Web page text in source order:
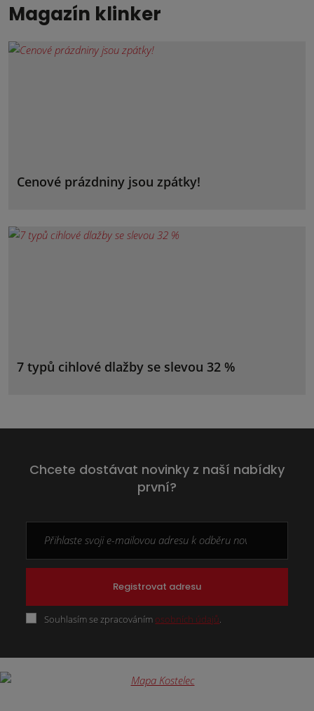
Magazín klinker
Cenové prázdniny jsou zpátky!
7 typů cihlové dlažby se slevou 32 %
Chcete dostávat novinky z naší nabídky
první?
Registrovat adresu
Souhlasím se zpracováním osobních údajů